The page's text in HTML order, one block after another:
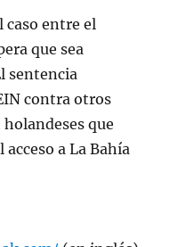
caso entre el
que sea
sentencia
contra otros
que
a La Bahía